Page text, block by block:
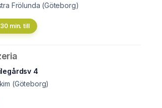
Frölunda (Göteborg)
min. till
4
(Göteborg)